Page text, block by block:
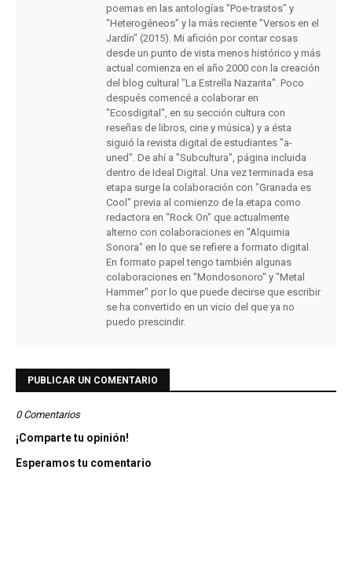
poemas en las antologías "Poe-trastos" y
"Heterogéneos" y la más reciente "Versos en el
Jardín" (2015). Mi afición por contar cosas
desde un punto de vista menos histórico y más
actual comienza en el año 2000 con la creación
del blog cultural "La Estrella Nazarita". Poco
después comencé a colaborar en
"Ecosdigital", en su sección cultura con
reseñas de libros, cine y música) y a ésta
siguió la revista digital de estudiantes "a-
uned". De ahí a "Subcultura", página incluida
dentro de Ideal Digital. Una vez terminada esa
etapa surge la colaboración con "Granada es
Cool" previa al comienzo de la etapa como
redactora en "Rock On" que actualmente
alterno con colaboraciones en "Alquimia
Sonora" en lo que se refiere a formato digital.
En formato papel tengo también algunas
colaboraciones en "Mondosonoro" y "Metal
Hammer" por lo que puede decirse que escribir
se ha convertido en un vicio del que ya no
puedo prescindir.
PUBLICAR UN COMENTARIO
0 Comentarios
¡Comparte tu opinión!
Esperamos tu comentario